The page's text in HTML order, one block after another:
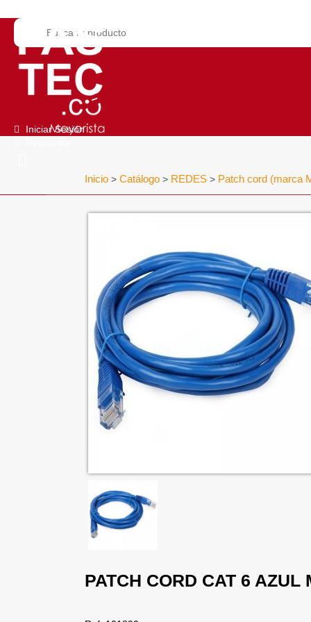
Iniciar Sesión
Inicio > Catálogo > REDES > Patch cord (marca
PATCH CORD CAT 6 AZUL